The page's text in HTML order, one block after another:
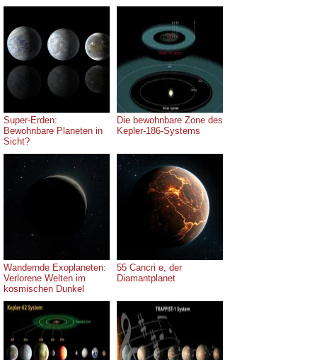
Super-Erden:
Bewohnbare Planeten in
Sicht?
Die bewohnbare Zone des
Kepler-186-Systems
Wandernde Exoplaneten:
Verlorene Welten im
kosmischen Dunkel
55 Cancri e, der
Diamantplanet